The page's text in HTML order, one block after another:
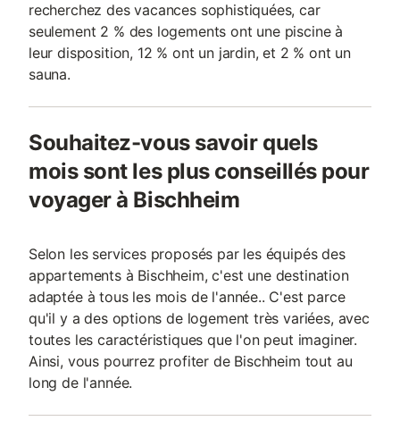
recherchez des vacances sophistiquées, car
seulement 2 % des logements ont une piscine à
leur disposition, 12 % ont un jardin, et 2 % ont un
sauna.
Souhaitez-vous savoir quels
mois sont les plus conseillés pour
voyager à Bischheim
Selon les services proposés par les équipés des
appartements à Bischheim, c'est une destination
adaptée à tous les mois de l'année.. C'est parce
qu'il y a des options de logement très variées, avec
toutes les caractéristiques que l'on peut imaginer.
Ainsi, vous pourrez profiter de Bischheim tout au
long de l'année.